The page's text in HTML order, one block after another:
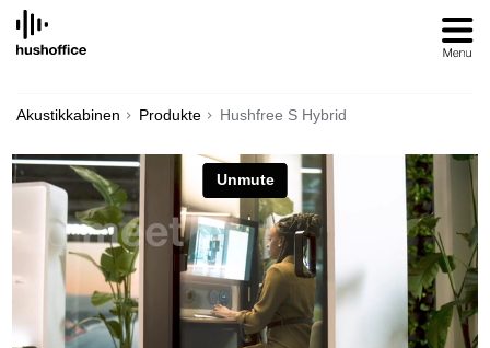
SKIP
CONTENT
Akustikkabinen Produkte Hushfree S Hybrid